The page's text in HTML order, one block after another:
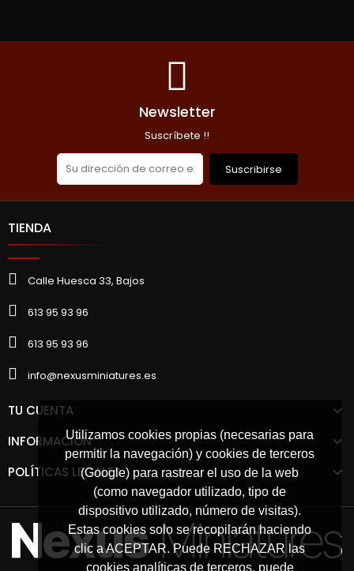
Utilizamos cookies propias (necesarias para
permitir la navegación) y cookies de terceros
(Google) para rastrear el uso de la web
(como navegador utilizado, tipo de
dispositivo utilizado, número de visitas).
Estas cookies solo se recopilarán haciendo
clic a ACEPTAR. Puede RECHAZAR las
cookies analíticas de terceros, puede
Newsletter
Suscríbete !!
Suscribirse
TIENDA
Calle Huesca 33, Bajos
613 95 93 96
613 95 93 96
info@nexusminiatures.es
TU CUENTA
INFORMACIÓN
POLÍTICAS LEGALES